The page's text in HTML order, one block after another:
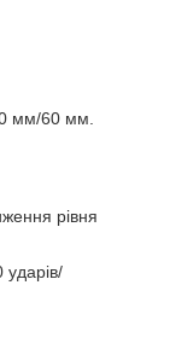
мм/60 мм.
рівня